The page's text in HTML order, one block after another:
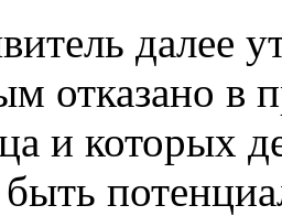
далее
отказано в
и которых